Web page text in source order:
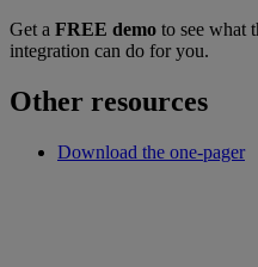
Get a FREE demo to see what
integration can do for you.
Other resources
Download the one-pager